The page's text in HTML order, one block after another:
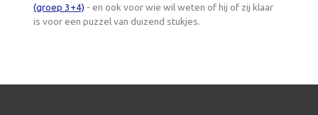
(groep 3+4) - en ook voor wie wil weten of hij of zij klaar
is voor een puzzel van duizend stukjes.